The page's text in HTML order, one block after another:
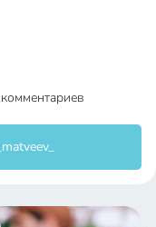
комментариев